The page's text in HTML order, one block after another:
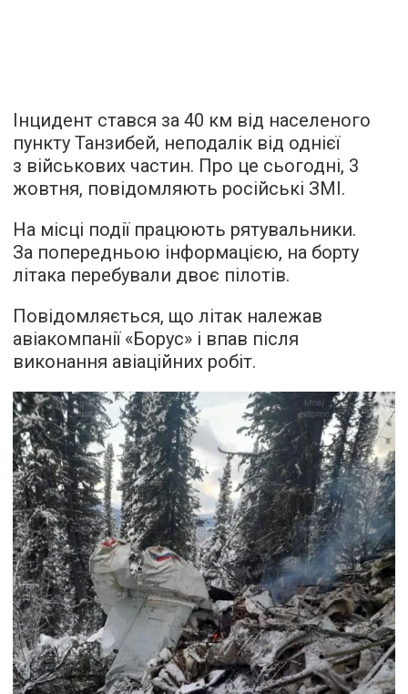
Інцидент стався за 40 км від населеного
пункту Танзибей, неподалік від однієї
з військових частин. Про це сьогодні, 3
жовтня, повідомляють російські ЗМІ.
На місці події працюють рятувальники.
За попередньою інформацією, на борту
літака перебували двоє пілотів.
Повідомляється, що літак належав
авіакомпанії «Борус» і впав після
виконання авіаційних робіт.